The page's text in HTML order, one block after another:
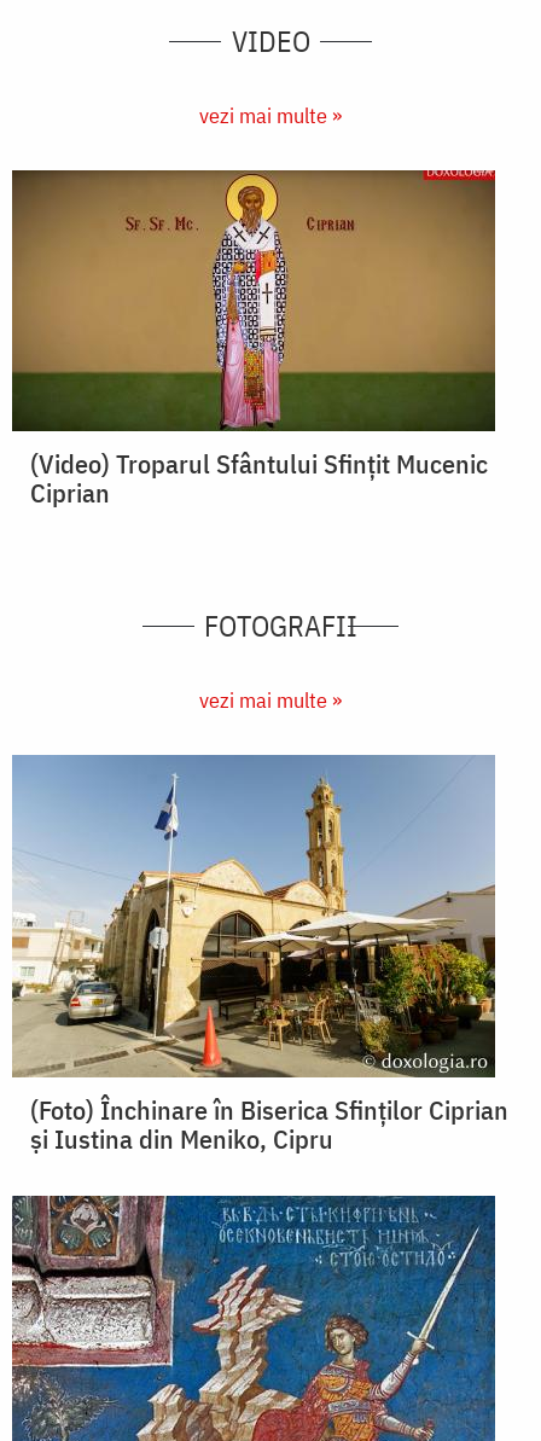
VIDEO
vezi mai multe »
(Video) Troparul Sfântului Sfinţit Mucenic
Ciprian
FOTOGRAFII
vezi mai multe »
(Foto) Închinare în Biserica Sfinților Ciprian
și Iustina din Meniko, Cipru